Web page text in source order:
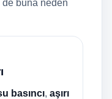
de buna neden
basıncı, aşırı